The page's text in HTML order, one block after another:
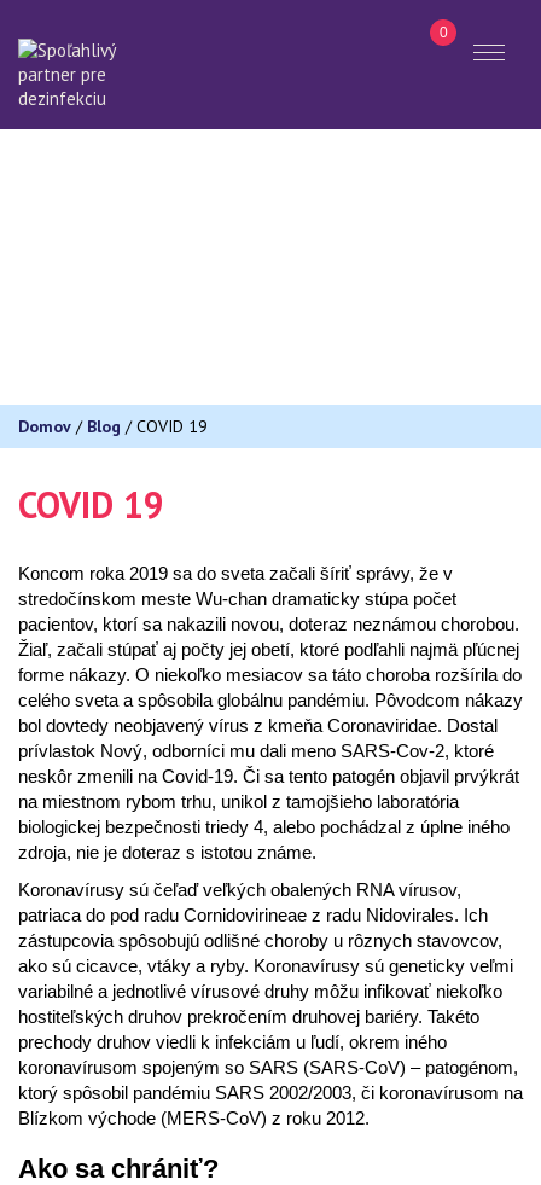
Toggle
0
Domov / Blog /COVID 19
COVID 19
Koncom roka 2019 sa do sveta začali šíriť správy, že v
stredočínskom meste Wu-chan dramaticky stúpa počet
pacientov, ktorí sa nakazili novou, doteraz neznámou chorobou.
Žiaľ, začali stúpať aj počty jej obetí, ktoré podľahli najmä pľúcnej
forme nákazy. O niekoľko mesiacov sa táto choroba rozšírila do
celého sveta a spôsobila globálnu pandémiu. Pôvodcom nákazy
bol dovtedy neobjavený vírus z kmeňa Coronaviridae. Dostal
prívlastok Nový, odborníci mu dali meno SARS-Cov-2, ktoré
neskôr zmenili na Covid-19. Či sa tento patogén objavil prvýkrát
na miestnom rybom trhu, unikol z tamojšieho laboratória
biologickej bezpečnosti triedy 4, alebo pochádzal z úplne iného
zdroja, nie je doteraz s istotou známe.
Koronavírusy sú čeľaď veľkých obalených RNA vírusov,
patriaca do pod radu Cornidovirineae z radu Nidovirales. Ich
zástupcovia spôsobujú odlišné choroby u rôznych stavovcov,
ako sú cicavce, vtáky a ryby. Koronavírusy sú geneticky veľmi
variabilné a jednotlivé vírusové druhy môžu infikovať niekoľko
hostiteľských druhov prekročením druhovej bariéry. Takéto
prechody druhov viedli k infekciám u ľudí, okrem iného
koronavírusom spojeným so SARS (SARS-CoV) – patogénom,
ktorý spôsobil pandémiu SARS 2002/2003, či koronavírusom na
Blízkom východe (MERS-CoV) z roku 2012.
Ako sa chrániť?